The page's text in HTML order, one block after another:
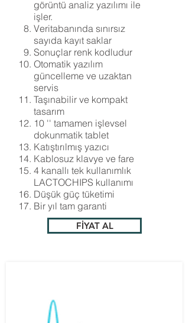
görüntü analiz yazılımı ile
işler.
Veritabanında sınırsız
sayıda kayıt saklar
Sonuçlar renk kodludur
Otomatik yazılım
güncelleme ve uzaktan
servis
Taşınabilir ve kompakt
tasarım
10 '' tamamen işlevsel
dokunmatik tablet
Katıştırılmış yazıcı
Kablosuz klavye ve fare
4 kanallı tek kullanımlık
LACTOCHIPS kullanımı
Düşük güç tüketimi
Bir yıl tam garanti
FİYAT AL